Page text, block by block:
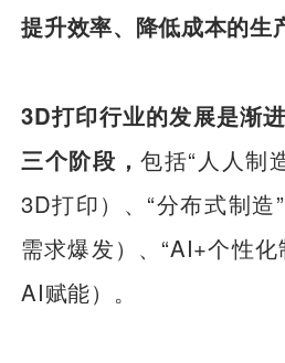
提升效率、降低成本的生
3D打印行业的发展是渐
三个阶段，包括“人人制
3D打印）、“分布式制
需求爆发）、“AI+个性
AI赋能）。